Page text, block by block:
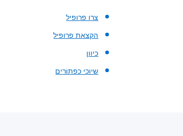
צרו פרופיל
הקצאת פרופיל
כיוון
שיוכי כפתורים